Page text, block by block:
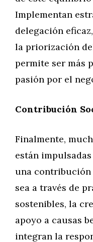
Implementan
delegación
la priorización
permite ser más
pasión por el
Contribución
Finalmente,
están
una contribución
sea a través de
sostenibles, la
apoyo a causas
integran la